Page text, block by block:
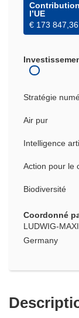
l’UE
€ 173 847,36
Stratégie
Air pur
Intelligence
Action pour le
Biodiversité
Coordonné
LUDWIG-
Germany